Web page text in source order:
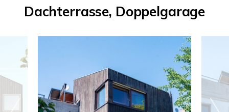
Dachterrasse, Doppelgarage